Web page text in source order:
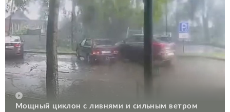
Мощный циклон с ливнями и сильным ветром